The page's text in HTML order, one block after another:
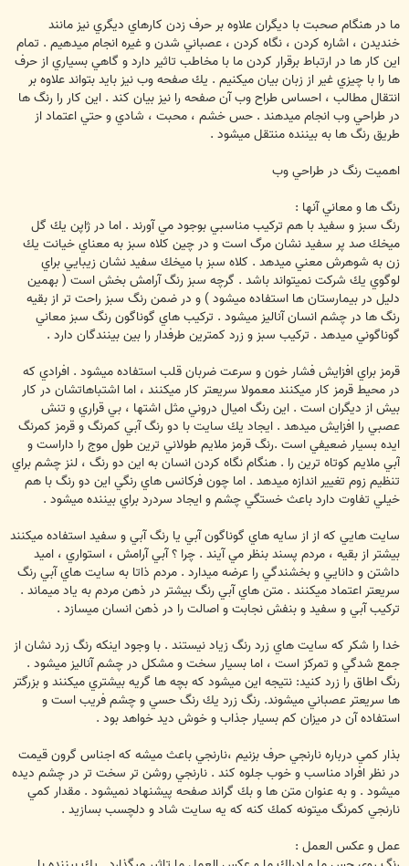
ما در هنگام صحبت با ديگران علاوه بر حرف زدن كارهاي ديگري نيز مانند
خنديدن ، اشاره كردن ، نگاه كردن ، عصباني شدن و غيره انجام ميدهيم . تمام
اين كار ها در ارتباط برقرار كردن ما با مخاطب تاثير دارد و گاهي بسياري از حرف
ها را با چيزي غير از زبان بيان ميكنيم . يك صفحه وب نيز بايد بتواند علاوه بر
انتقال مطالب ، احساس طراح وب آن صفحه را نيز بيان كند . اين كار را رنگ ها
در طراحي وب انجام ميدهند . حس خشم ، محبت ، شادي و حتي اعتماد از
طريق رنگ ها به بيننده منتقل ميشود .
اهميت رنگ در طراحي وب
رنگ ها و معاني آنها :
رنگ سبز و سفيد با هم تركيب مناسبي بوجود مي آورند . اما در ژاپن يك گل
ميخك صد پر سفيد نشان مرگ است و در چين كلاه سبز به معناي خيانت يك
زن به شوهرش معني ميدهد . كلاه سبز با ميخك سفيد نشان زيبايي براي
لوگوي يك شركت نميتواند باشد . گرچه سبز رنگ آرامش بخش است ( بهمين
دليل در بيمارستان ها استفاده ميشود ) و در ضمن رنگ سبز راحت تر از بقيه
رنگ ها در چشم انسان آناليز ميشود . تركيب هاي گوناگون رنگ سبز معاني
گوناگوني ميدهد . تركيب سبز و زرد كمترين طرفدار را بين بينندگان دارد .
قرمز براي افزايش فشار خون و سرعت ضربان قلب استفاده ميشود . افرادي كه
در محيط قرمز كار ميكنند معمولا سريعتر كار ميكنند ، اما اشتباهاتشان در كار
بيش از ديگران است . اين رنگ اميال دروني مثل اشتها ، بي قراري و تنش
عصبي را افزايش ميدهد . ايجاد يك سايت با دو رنگ آبي كمرنگ و قرمز كمرنگ
ايده بسيار ضعيفي است .رنگ قرمز ملايم طولاني ترين طول موج را داراست و
آبي ملايم كوتاه ترين را . هنگام نگاه كردن انسان به اين دو رنگ ، لنز چشم براي
تنظيم زوم تغيير اندازه ميدهد . اما چون فركانس هاي رنگي اين دو رنگ با هم
خيلي تفاوت دارد باعث خستگي چشم و ايجاد سردرد براي بيننده ميشود .
سايت هايي كه از از سايه هاي گوناگون آبي يا رنگ آبي و سفيد استفاده ميكنند
بيشتر از بقيه ، مردم پسند بنظر مي آيند . چرا ؟ آبي آرامش ، استواري ، اميد
داشتن و دانايي و بخشندگي را عرضه ميدارد . مردم ذاتا به سايت هاي آبي رنگ
سريعتر اعتماد ميكنند . متن هاي آبي رنگ بيشتر در ذهن مردم به ياد ميماند .
تركيب آبي و سفيد و بنفش نجابت و اصالت را در ذهن انسان ميسازد .
خدا را شكر كه سايت هاي زرد رنگ زياد نيستند . با وجود اينكه رنگ زرد نشان از
جمع شدگي و تمركز است ، اما بسيار سخت و مشكل در چشم آناليز ميشود .
رنگ اطاق را زرد كنيد: نتيجه اين ميشود كه بچه ها گريه بيشتري ميكنند و بزرگتر
ها سريعتر عصباني ميشوند. رنگ زرد يك رنگ حسي و چشم فريب است و
استفاده آن در ميزان كم بسيار جذاب و خوش ديد خواهد بود .
بذار كمي درباره نارنجي حرف بزنيم ،نارنجي باعث ميشه كه اجناس گرون قيمت
در نظر افراد مناسب و خوب جلوه كند . نارنجي روشن تر سخت تر در چشم ديده
ميشود . و به عنوان متن ها و بك گراند صفحه پيشنهاد نميشود . مقدار كمي
نارنجي كمرنگ ميتونه كمك كنه كه يه سايت شاد و دلچسب بسازيد .
عمل و عكس العمل :